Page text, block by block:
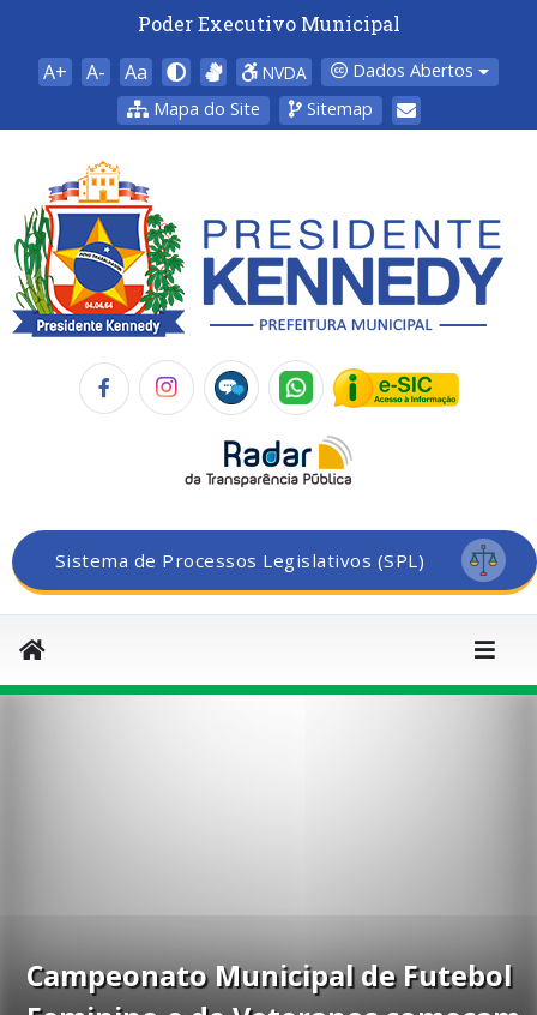
Poder Executivo Municipal
A+ A- Aa NVDA
Dados Abertos
Mapa do Site
Sitemap
Sistema de Processos Legislativos (SPL)
Campeonato Municipal de Futebol